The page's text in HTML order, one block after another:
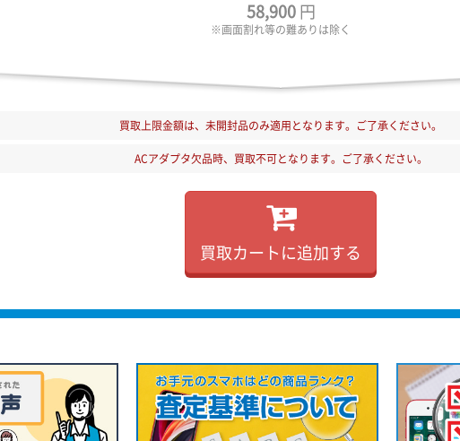
58,900円
※画面割れ等の難ありは除く
買取上限金額は、未開封品のみ適用となります。ご了承ください。
ACアダプタ欠品時、買取不可となります。ご了承ください。
買取カートに追加する